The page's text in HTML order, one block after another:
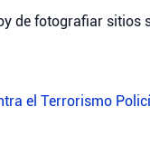
de fotografiar sitios
el Terrorismo